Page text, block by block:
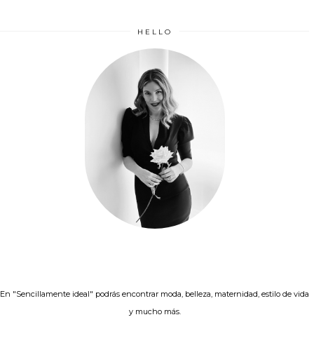
HELLO
En "Sencillamente ideal" podrás encontrar moda, belleza, maternidad, estilo de vida
y mucho más.